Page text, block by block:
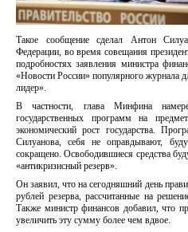
Такое сообщение сделал Антон
Федерации, во время совещания
подробностях заявления министра
«Новости России» популярного журнала
лидер».
В частности, глава Минфина
государственных программ на
экономический рост государства.
Силуанова, себя не оправдывают,
сокращено. Освободившиеся средства
«антикризисный резерв».
Он заявил, что на сегодняшний день
рублей резерва, рассчитанные на
Также министр финансов добавил, что
увеличить эту сумму более чем вдвое.